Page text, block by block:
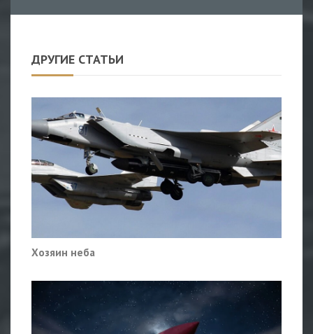
ДРУГИЕ СТАТЬИ
Хозяин неба